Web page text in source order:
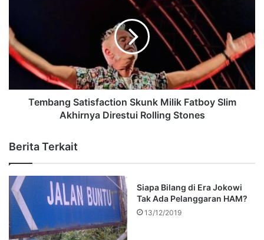
Tembang Satisfaction Skunk Milik Fatboy Slim
Akhirnya Direstui Rolling Stones
Berita Terkait
Siapa Bilang di Era Jokowi
Tak Ada Pelanggaran HAM?
13/12/2019